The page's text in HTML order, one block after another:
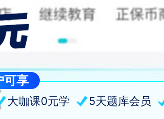
可享
大咖课0元学 5天题库会员